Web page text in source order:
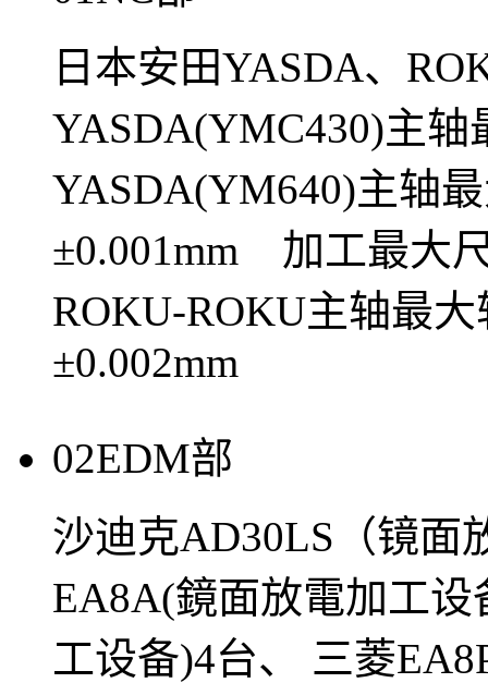
日本安田YASDA、
YASDA(YMC430)主轴
YASDA(YM640)主轴
±0.001mm 加工最大
ROKU-ROKU主轴最
±0.002mm
02EDM部
沙迪克AD30LS（镜面
EA8A(鏡面放電加工
工设备)4台、 三菱